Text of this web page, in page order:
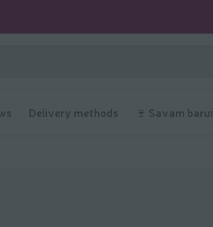
Delivery methods 🍷 Savam barui